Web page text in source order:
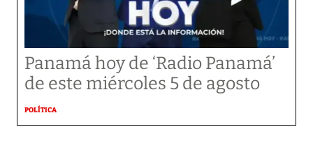
Panamá hoy de ‘Radio Panamá’
de este miércoles 5 de agosto
POLÍTICA